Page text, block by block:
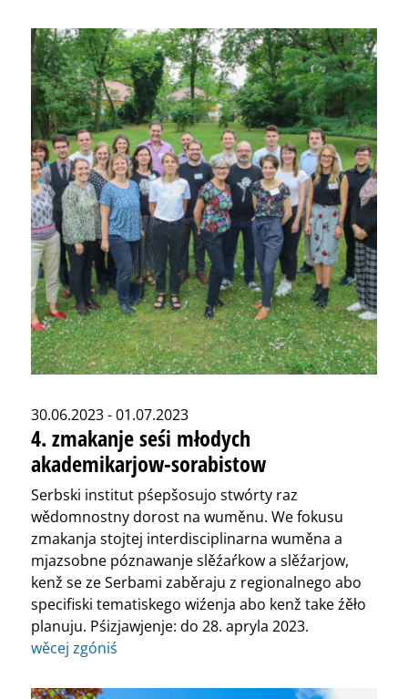
30.06.2023 - 01.07.2023
4. zmakanje seśi młodych
akademikarjow-sorabistow
Serbski institut pśepšosujo stwórty raz
wědomnostny dorost na wuměnu. We fokusu
zmakanja stojtej interdisciplinarna wuměna a
mjazsobne póznawanje slěźaŕkow a slěźarjow,
kenž se ze Serbami zaběraju z regionalnego abo
specifiski tematiskego wiźenja abo kenž take źěło
planuju. Pśizjawjenje: do 28. apryla 2023.
wěcej zgóniś